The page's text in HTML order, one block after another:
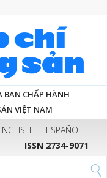
BAN CHẤP HÀNH
VIỆT NAM
ESPAÑOL
ISSN 2734-9071